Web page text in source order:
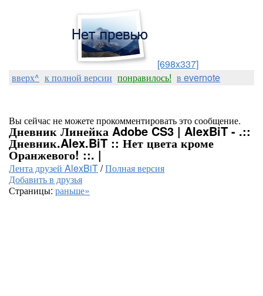
[698x337]
вверх^ к полной версии понравилось! в evernote
Вы сейчас не можете прокомментировать это сообщение.
Дневник Линейка Adobe CS3 | AlexBiT - .::
Дневник.Alex.BiT :: Нет цвета кроме
Оранжевого! ::. |
Лента друзей AlexBiT/Полная версия
Добавить в друзья
Страницы: раньше»